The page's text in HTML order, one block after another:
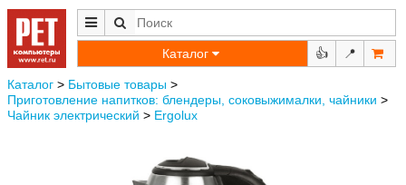
Каталог 👍 📍
Каталог > Бытовые товары >
Приготовление напитков: блендеры, соковыжималки, чайники >
Чайник электрический > Ergolux